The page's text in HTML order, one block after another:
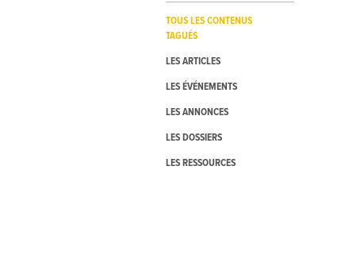
TOUS LES CONTENUS
TAGUÉS
LES ARTICLES
LES ÉVÉNEMENTS
LES ANNONCES
LES DOSSIERS
LES RESSOURCES